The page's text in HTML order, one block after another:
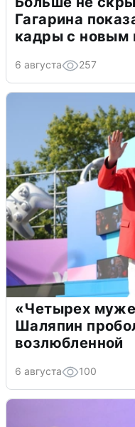
Гагарина
кадры с новым
6 августа 257
«Четырех
Шаляпин
возлюбленной
6 августа 100